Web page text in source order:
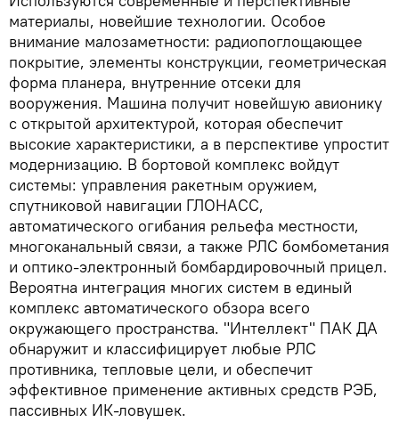
материалы, новейшие технологии. Особое
внимание малозаметности: радиопоглощающее
покрытие, элементы конструкции, геометрическая
форма планера, внутренние отсеки для
вооружения. Машина получит новейшую авионику
с открытой архитектурой, которая обеспечит
высокие характеристики, а в перспективе упростит
модернизацию. В бортовой комплекс войдут
системы: управления ракетным оружием,
спутниковой навигации ГЛОНАСС,
автоматического огибания рельефа местности,
многоканальный связи, а также РЛС бомбометания
и оптико-электронный бомбардировочный прицел.
Вероятна интеграция многих систем в единый
комплекс автоматического обзора всего
окружающего пространства. "Интеллект" ПАК ДА
обнаружит и классифицирует любые РЛС
противника, тепловые цели, и обеспечит
эффективное применение активных средств РЭБ,
пассивных ИК-ловушек.